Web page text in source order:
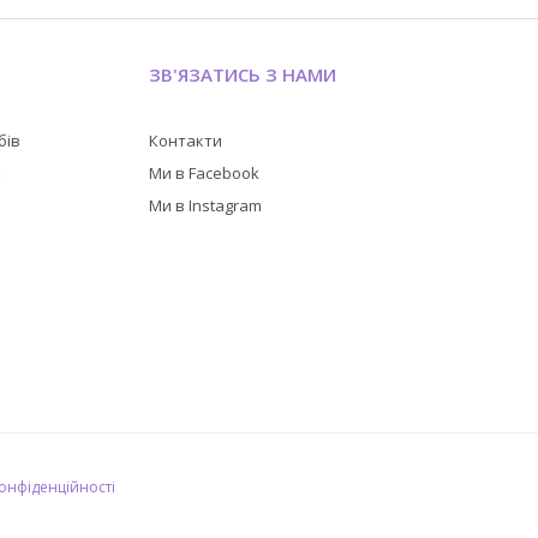
ЗВ'ЯЗАТИСЬ З НАМИ
Контакти
Ми в Facebook
Ми в Instagram